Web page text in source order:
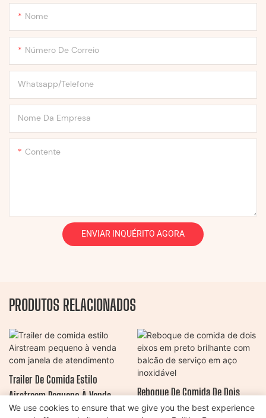
Nome
Número De Correio
Whatsapp/Telefone
Nome Da Empresa
Contente
ENVIAR INQUÉRITO AGORA
PRODUTOS RELACIONADOS
Trailer De Comida Estilo
Airstream Pequeno À Venda
Com Janela De Atendimento
Reboque De Comida De Dois
Eixos Em Preto Brilhante Com
We use cookies to ensure that we give you the best experience